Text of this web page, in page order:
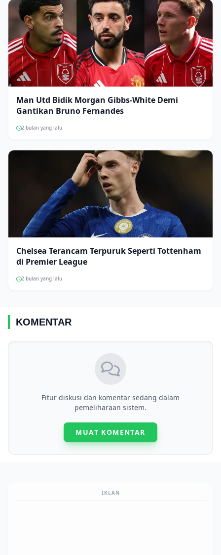
Man Utd Bidik Morgan Gibbs-White Demi
Gantikan Bruno Fernandes
2 bulan yang lalu
Chelsea Terancam Terpuruk Seperti Tottenham
di Premier League
2 bulan yang lalu
KOMENTAR
Fitur diskusi dan komentar sedang dalam
pemeliharaan sistem.
MUAT KOMENTAR
IKLAN